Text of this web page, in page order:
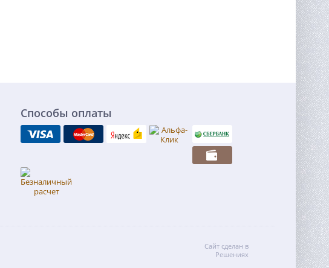
Способы оплаты
Сайт сделан в
Решениях